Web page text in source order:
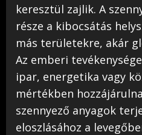
keresztül zajlik. A
része a kibocsátás
más területekre, akár
Az emberi
ipar, energetika vagy
mértékben
szennyező anyagok
eloszlásához a